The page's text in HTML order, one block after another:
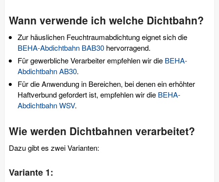
Wann verwende ich welche Dichtbahn?
Zur häuslichen Feuchtraumabdichtung eignet sich die
BEHA-Abdichtbahn BAB30 hervorragend.
Für gewerbliche Verarbeiter empfehlen wir die BEHA-
Abdichtbahn AB30.
Für die Anwendung in Bereichen, bei denen ein erhöhter
Haftverbund gefordert ist, empfehlen wir die BEHA-
Abdichtbahn WSV.
Wie werden Dichtbahnen verarbeitet?
Dazu gibt es zwei Varianten:
Variante 1: